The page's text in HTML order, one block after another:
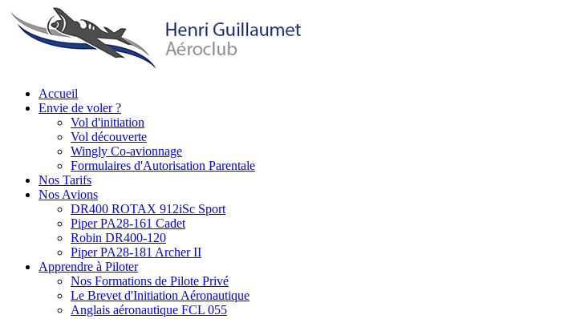
Aller
au
contenu
Main
navigation
Accueil
Envie de voler ?
Vol d'initiation
Vol découverte
Wingly Co-avionnage
Formulaires d'Autorisation Parentale
Nos Tarifs
Nos Avions
DR400 ROTAX 912iSc Sport
Piper PA28-161 Cadet
Robin DR400-120
Piper PA28-181 Archer II
Apprendre à Piloter
Nos Formations de Pilote Privé
Le Brevet d'Initiation Aéronautique
Anglais aéronautique FCL 055